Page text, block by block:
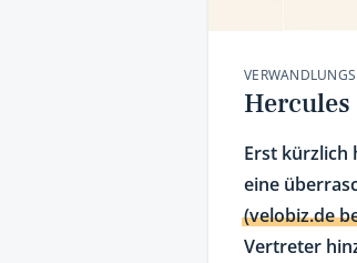
Erst kürzlich
eine
(velobiz.de
Vertreter